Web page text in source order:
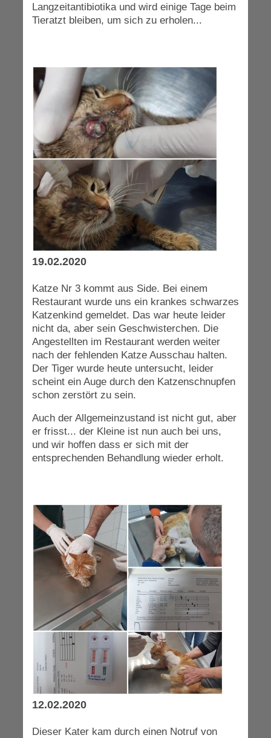
Langzeitantibiotika und wird einige Tage beim
Tieratzt bleiben, um sich zu erholen...
19.02.2020
Katze Nr 3 kommt aus Side. Bei einem
Restaurant wurde uns ein krankes schwarzes
Katzenkind gemeldet. Das war heute leider
nicht da, aber sein Geschwisterchen. Die
Angestellten im Restaurant werden weiter
nach der fehlenden Katze Ausschau halten.
Der Tiger wurde heute untersucht, leider
scheint ein Auge durch den Katzenschnupfen
schon zerstört zu sein.
Auch der Allgemeinzustand ist nicht gut, aber
er frisst... der Kleine ist nun auch bei uns,
und wir hoffen dass er sich mit der
entsprechenden Behandlung wieder erholt.
12.02.2020
Dieser Kater kam durch einen Notruf von